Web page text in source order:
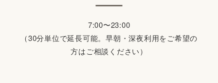
7:00〜23:00
（30分単位で延長可能。早朝・深夜利用をご希望の
方はご相談ください）